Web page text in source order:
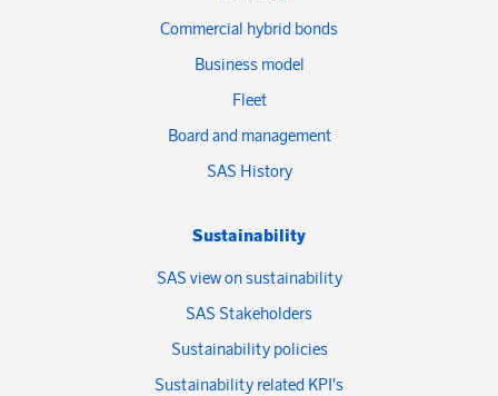
Commercial hybrid bonds
Business model
Fleet
Board and management
SAS History
Sustainability
SAS view on sustainability
SAS Stakeholders
Sustainability policies
Sustainability related KPI's